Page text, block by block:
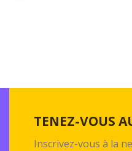
TENEZ-VOUS
Inscrivez-vous à la